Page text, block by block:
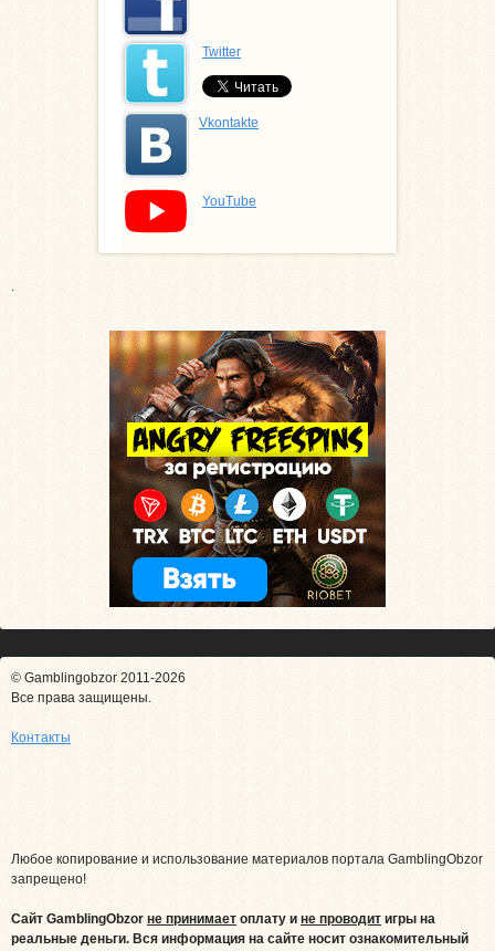
Twitter
Vkontakte
YouTube
.
© Gamblingobzor 2011-2026
Все права защищены.
Контакты
Любое копирование и использование материалов портала GamblingObzor
запрещено!
Сайт GamblingObzor не принимает оплату и не проводит игры на
реальные деньги. Вся информация на сайте носит ознакомительный